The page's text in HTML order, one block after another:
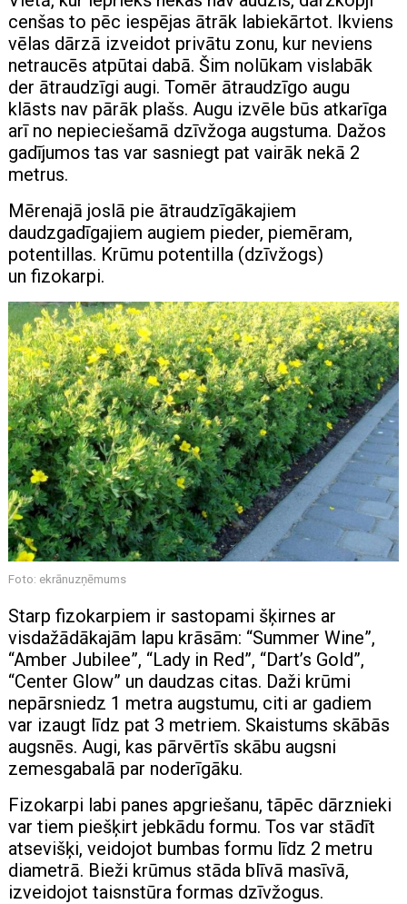
cenšas to pēc iespējas ātrāk labiekārtot. Ikviens
vēlas dārzā izveidot privātu zonu, kur neviens
netraucēs atpūtai dabā. Šim nolūkam vislabāk
der ātraudzīgi augi. Tomēr ātraudzīgo augu
klāsts nav pārāk plašs. Augu izvēle būs atkarīga
arī no nepieciešamā dzīvžoga augstuma. Dažos
gadījumos tas var sasniegt pat vairāk nekā 2
metrus.
Mērenajā joslā pie ātraudzīgākajiem
daudzgadīgajiem augiem pieder, piemēram,
potentillas. Krūmu potentilla (dzīvžogs)
un fizokarpi.
Foto: ekrānuzņēmums
Starp fizokarpiem ir sastopami šķirnes ar
visdažādākajām lapu krāsām: “Summer Wine”,
“Amber Jubilee”, “Lady in Red”, “Dart’s Gold”,
“Center Glow” un daudzas citas. Daži krūmi
nepārsniedz 1 metra augstumu, citi ar gadiem
var izaugt līdz pat 3 metriem. Skaistums skābās
augsnēs. Augi, kas pārvērtīs skābu augsni
zemesgabalā par noderīgāku.
Fizokarpi labi panes apgriešanu, tāpēc dārznieki
var tiem piešķirt jebkādu formu. Tos var stādīt
atsevišķi, veidojot bumbas formu līdz 2 metru
diametrā. Bieži krūmus stāda blīvā masīvā,
izveidojot taisnstūra formas dzīvžogus.